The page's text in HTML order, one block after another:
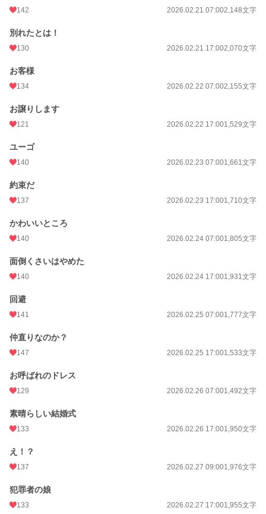
142 2026.02.21 07:002,148文字
別れたとは！
130 2026.02.21 17:002,070文字
お客様
134 2026.02.22 07:002,155文字
お譲りします
121 2026.02.22 17:001,529文字
ユーゴ
140 2026.02.23 07:001,661文字
約束だ
137 2026.02.23 17:001,710文字
かわいいところ
140 2026.02.24 07:001,805文字
面倒くさいはやめた
140 2026.02.24 17:001,931文字
回避
141 2026.02.25 07:001,777文字
仲直りなのか？
147 2026.02.25 17:001,533文字
お呼ばれのドレス
129 2026.02.26 07:001,492文字
素晴らしい結婚式
133 2026.02.26 17:001,950文字
え！？
137 2026.02.27 09:001,976文字
犯罪者の娘
133 2026.02.27 17:001,955文字